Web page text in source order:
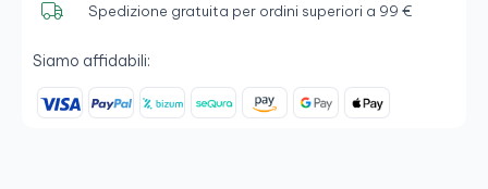
Spedizione gratuita per ordini superiori a 99 €
Siamo affidabili: